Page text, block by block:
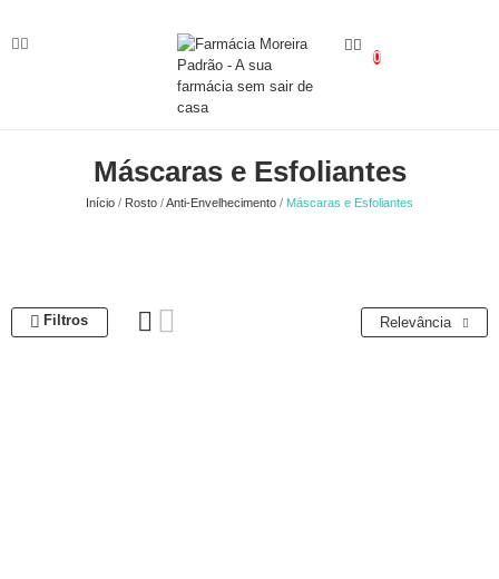
0
Máscaras e Esfoliantes
Início Rosto Anti-Envelhecimento Máscaras e Esfoliantes
Filtros Relevância